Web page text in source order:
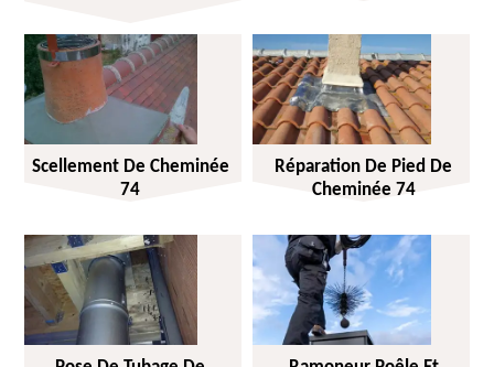
Scellement De Cheminée
74
Réparation De Pied De
Cheminée 74